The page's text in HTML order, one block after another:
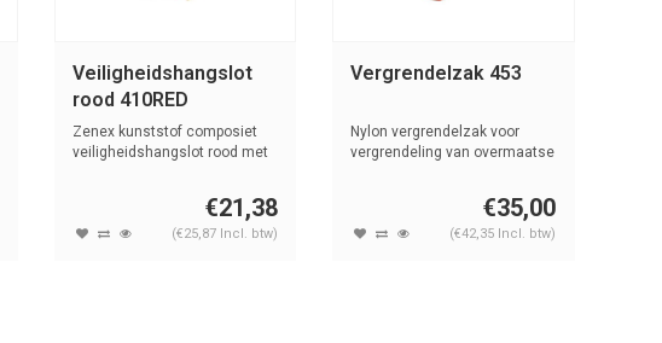
Veiligheidshangslot
rood 410RED
Zenex kunststof composiet
veiligheidshangslot rood met
€21,38
(€25,87 Incl. btw)
Vergrendelzak 453
Nylon vergrendelzak voor
vergrendeling van overmaatse
€35,00
(€42,35 Incl. btw)